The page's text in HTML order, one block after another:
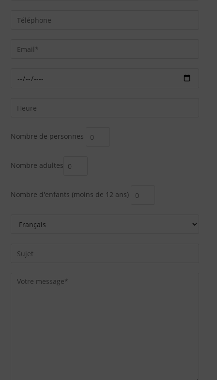
Nombre de personnes
Nombre adultes
Nombre d'enfants (moins de 12 ans)